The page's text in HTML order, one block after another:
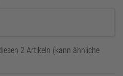
2 Artikeln (kann ähnliche